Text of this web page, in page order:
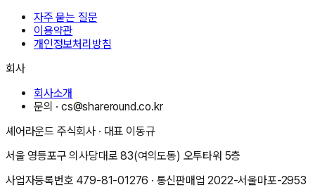
자주 묻는 질문
이용약관
개인정보처리방침
회사
회사소개
문의 ·cs@shareround.co.kr
셰어라운드 주식회사 · 대표 이동규
서울 영등포구 의사당대로 83(여의도동) 오투타워 5층
사업자등록번호 479-81-01276 · 통신판매업2022-서울마포-2953